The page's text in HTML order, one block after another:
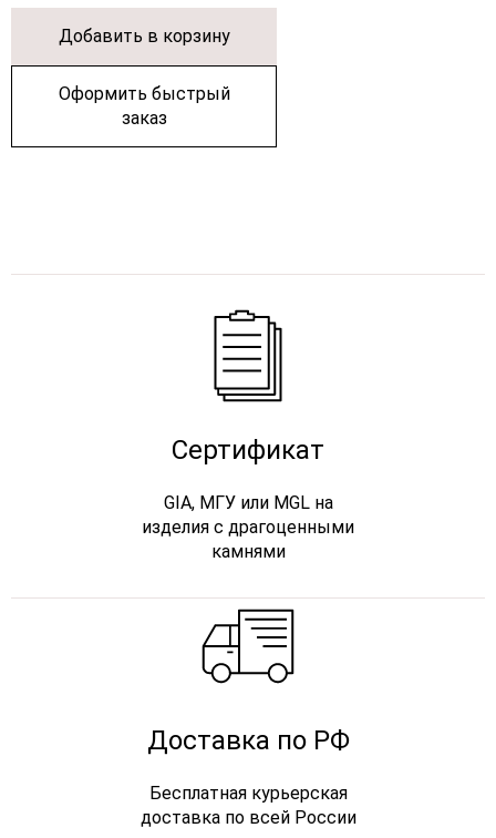
Добавить в корзину
Оформить быстрый
заказ
Сертификат
GIA, МГУ или MGL на
изделия с драгоценными
камнями
Доставка по РФ
Бесплатная курьерская
доставка по всей России